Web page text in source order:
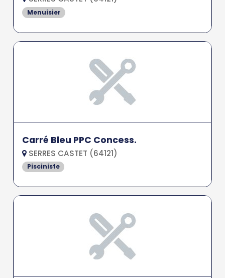
Menuisier
Carré Bleu PPC Concess.
SERRES CASTET (64121)
Pisciniste